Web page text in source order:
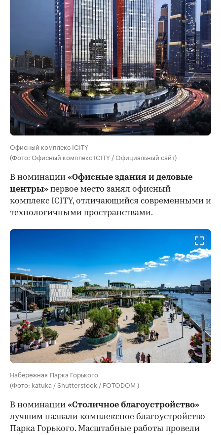
Офисный комплекс ICITY
(Фото: Офисный комплекс ICITY / Официальный сайт)
В номинации «Офисные здания и деловые
центры» первое место занял офисный
комплекс ICITY, отличающийся современными и
технологичными пространствами.
Набережная Парка Горького
(Фото: katuka / Shutterstock / FOTODOM )
В номинации «Столичное благоустройство»
лучшим назвали комплексное благоустройство
Парка Горького. Масштабные работы провели